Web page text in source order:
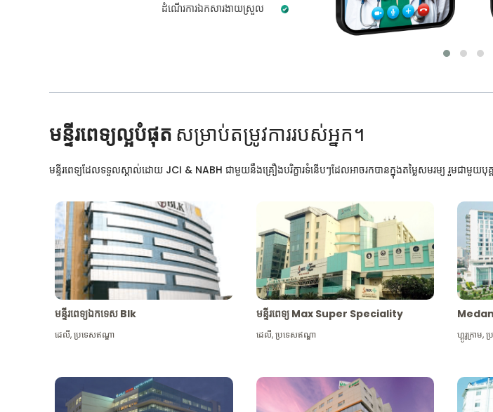
ដំណើរការឯកសារងាយស្រួល
មន្ទីរពេទ្យល្អបំផុត សម្រាប់តម្រូវការរបស់អ្នក។
មន្ទីរពេទ្យដែលទទួលស្គាល់ដោយ JCI & NABH ជាមួយនឹងគ្រឿងបរិក្ខារទំនើបៗដែលអាចរកបានក្នុងតម្លៃសមរម្យ រួមជាមួយបុ
មន្ទីរពេទ្យឯកទេស Blk
ដេលី,ប្រទេសឥណ្ឌា
មន្ទីរពេទ្យ Max Super Speciality
ដេលី,ប្រទេសឥណ្ឌា ហ្គូរូក្រាម,ប្